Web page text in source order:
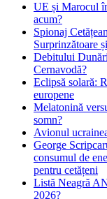
UE și Marocul
acum?
Spionaj
Surprinzătoare
Debitului
Cernavodă?
Eclipsă solară:
europene
Melatonină
somn?
Avionul
George
consumul de
pentru cetățeni
Listă Neagră
2026?